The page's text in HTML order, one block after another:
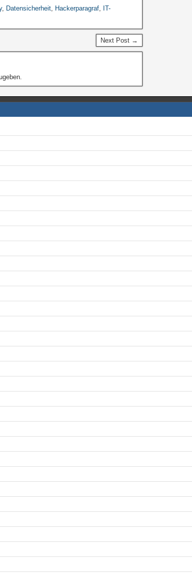
, Datensicherheit, Hackerparagraf, IT-
Next Post →